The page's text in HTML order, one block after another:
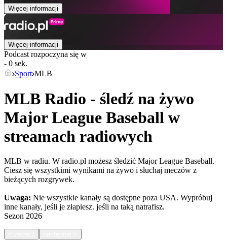
Więcej informacji
Więcej informacji
Podcast rozpoczyna się w
- 0 sek.
Sport MLB
MLB Radio - śledź na żywo
Major League Baseball w
streamach radiowych
MLB w radiu. W radio.pl możesz śledzić Major League Baseball.
Ciesz się wszystkimi wynikami na żywo i słuchaj meczów z
bieżących rozgrywek.
Uwaga: Nie wszystkie kanały są dostępne poza USA. Wypróbuj
inne kanały, jeśli je złapiesz. jeśli na taką natrafisz.
Sezon 2026